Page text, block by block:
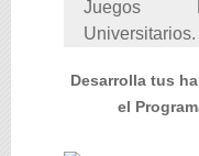
Juegos
Universitarios.
Desarrolla tus
el